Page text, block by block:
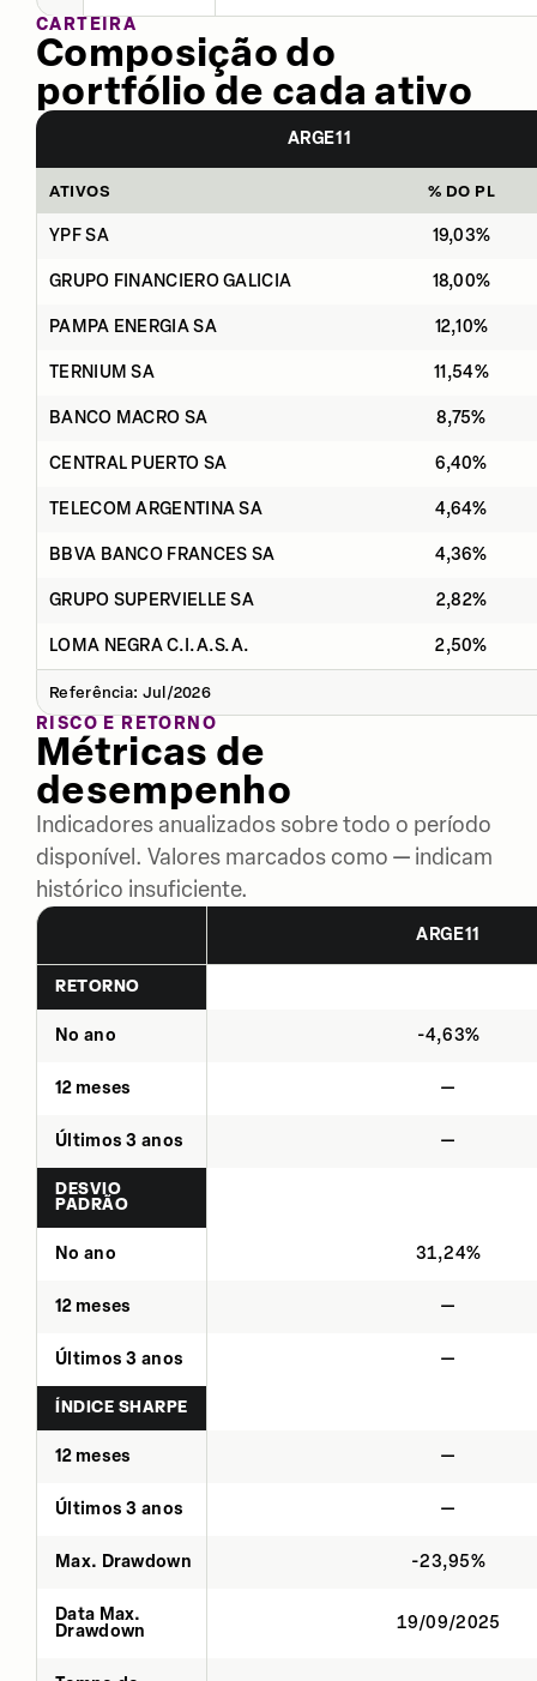
CARTEIRA
Composição do
portfólio de cada ativo
ARGE11
ATIVOS % DO PL
YPF SA 19,03%
GRUPO FINANCIERO GALICIA 18,00%
PAMPA ENERGIA SA 12,10%
TERNIUM SA 11,54%
BANCO MACRO SA 8,75%
CENTRAL PUERTO SA 6,40%
TELECOM ARGENTINA SA 4,64%
BBVA BANCO FRANCES SA 4,36%
GRUPO SUPERVIELLE SA 2,82%
LOMA NEGRA C.I.A.S.A. 2,50%
Referência: Jul/2026
RISCO E RETORNO
Métricas de
desempenho
Indicadores anualizados sobre todo o período
disponível. Valores marcados como — indicam
histórico insuficiente.
ARGE11
RETORNO
No ano -4,63%
12 meses —
Últimos 3 anos —
DESVIO
PADRÃO
No ano 31,24%
12 meses —
Últimos 3 anos —
ÍNDICE SHARPE
12 meses —
Últimos 3 anos —
Max. Drawdown -23,95%
Data Max.
Drawdown
19/09/2025